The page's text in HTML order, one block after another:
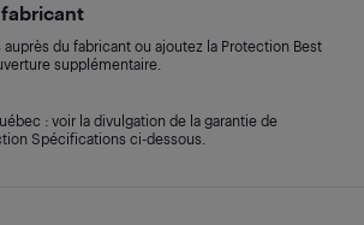
auprès du fabricant ou ajoutez la Protection Best
supplémentaire.
: voir la divulgation de la garantie de
Spécifications ci-dessous.